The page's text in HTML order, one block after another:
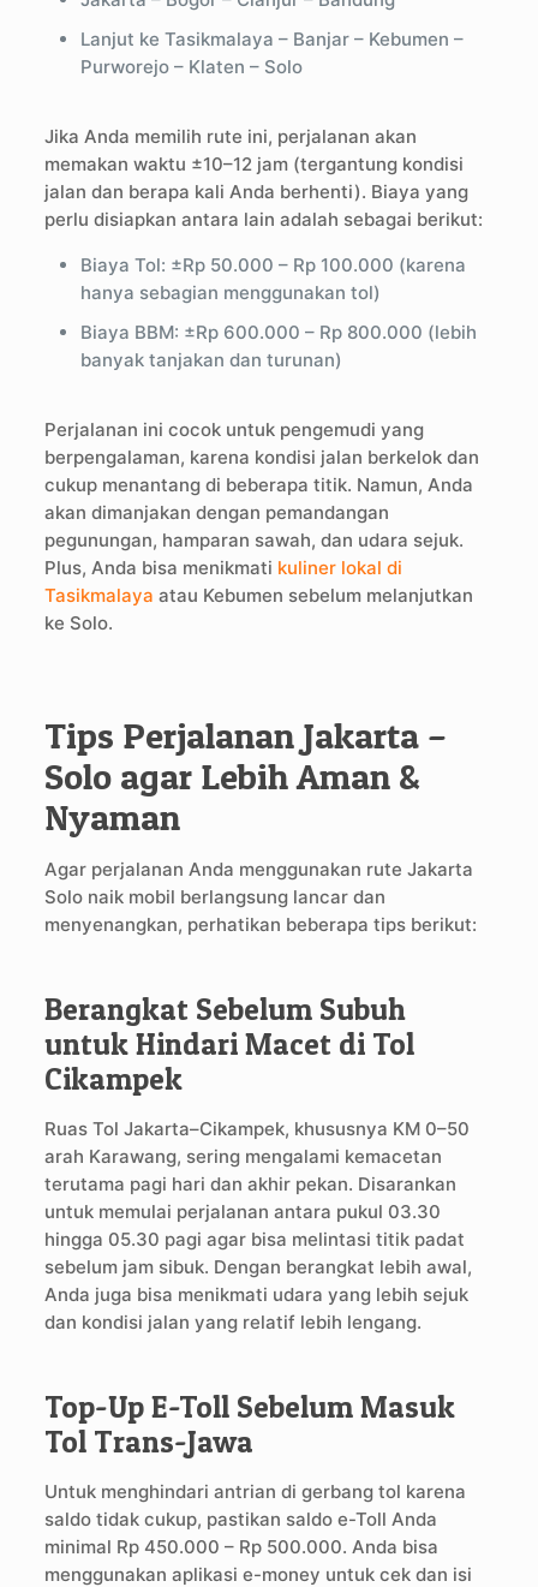
Lanjut ke Tasikmalaya – Banjar – Kebumen –
Purworejo – Klaten – Solo
Jika Anda memilih rute ini, perjalanan akan
memakan waktu ±10–12 jam (tergantung kondisi
jalan dan berapa kali Anda berhenti). Biaya yang
perlu disiapkan antara lain adalah sebagai berikut:
Biaya Tol: ±Rp 50.000 – Rp 100.000 (karena
hanya sebagian menggunakan tol)
Biaya BBM: ±Rp 600.000 – Rp 800.000 (lebih
banyak tanjakan dan turunan)
Perjalanan ini cocok untuk pengemudi yang
berpengalaman, karena kondisi jalan berkelok dan
cukup menantang di beberapa titik. Namun, Anda
akan dimanjakan dengan pemandangan
pegunungan, hamparan sawah, dan udara sejuk.
Plus, Anda bisa menikmati kuliner lokal di
Tasikmalaya atau Kebumen sebelum melanjutkan
ke Solo.
Tips Perjalanan Jakarta –
Solo agar Lebih Aman &
Nyaman
Agar perjalanan Anda menggunakan rute Jakarta
Solo naik mobil berlangsung lancar dan
menyenangkan, perhatikan beberapa tips berikut:
Berangkat Sebelum Subuh
untuk Hindari Macet di Tol
Cikampek
Ruas Tol Jakarta–Cikampek, khususnya KM 0–50
arah Karawang, sering mengalami kemacetan
terutama pagi hari dan akhir pekan. Disarankan
untuk memulai perjalanan antara pukul 03.30
hingga 05.30 pagi agar bisa melintasi titik padat
sebelum jam sibuk. Dengan berangkat lebih awal,
Anda juga bisa menikmati udara yang lebih sejuk
dan kondisi jalan yang relatif lebih lengang.
Top-Up E-Toll Sebelum Masuk
Tol Trans-Jawa
Untuk menghindari antrian di gerbang tol karena
saldo tidak cukup, pastikan saldo e-Toll Anda
minimal Rp 450.000 – Rp 500.000. Anda bisa
menggunakan aplikasi e-money untuk cek dan isi